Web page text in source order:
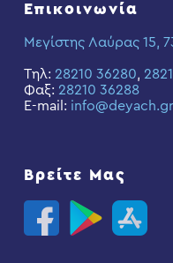
Επικοινωνία
Μεγίστης Λαύρας 15,
Τηλ: 28210 36280,
Φαξ: 28210 36288
E-mail: info@deyach.gr
Βρείτε Μας